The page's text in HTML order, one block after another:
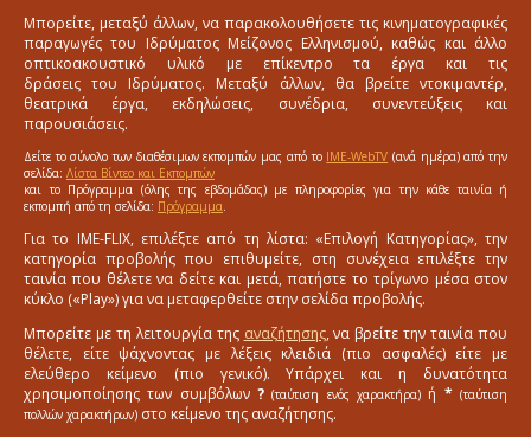
Μπορείτε, μεταξύ άλλων, να παρακολουθήσετε τις κινηματογραφικές
παραγωγές του Ιδρύματος Μείζονος Ελληνισμού, καθώς και άλλο
οπτικοακουστικό υλικό με επίκεντρο τα έργα και τις
δράσεις του Ιδρύματος. Μεταξύ άλλων, θα βρείτε ντοκιμαντέρ,
θεατρικά έργα, εκδηλώσεις, συνέδρια, συνεντεύξεις και
παρουσιάσεις.
Δείτε το σύνολο των διαθέσιμων εκπομπών μας από το IME-WebTV (ανά ημέρα) από την
σελίδα: Λίστα Βίντεο και Εκπομπών
και το Πρόγραμμα (όλης της εβδομάδας) με πληροφορίες για την κάθε ταινία ή
εκπομπή από τη σελίδα: Πρόγραμμα.
Για το IME-FLIX, επιλέξτε από τη λίστα: «Επιλογή Κατηγορίας», την
κατηγορία προβολής που επιθυμείτε, στη συνέχεια επιλέξτε την
ταινία που θέλετε να δείτε και μετά, πατήστε το τρίγωνο μέσα στον
κύκλο («Play») για να μεταφερθείτε στην σελίδα προβολής.
Μπορείτε με τη λειτουργία της αναζήτησης, να βρείτε την ταινία που
θέλετε, είτε ψάχνοντας με λέξεις κλειδιά (πιο ασφαλές) είτε με
ελεύθερο κείμενο (πιο γενικό). Υπάρχει και η δυνατότητα
χρησιμοποίησης των συμβόλων ? (ταύτιση ενός χαρακτήρα) ή * (ταύτιση
πολλών χαρακτήρων) στο κείμενο της αναζήτησης.